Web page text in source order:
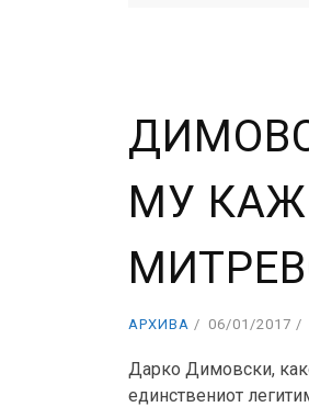
МУ
АРХИВА 06/01/2017
Дарко Димовски,
единствениот